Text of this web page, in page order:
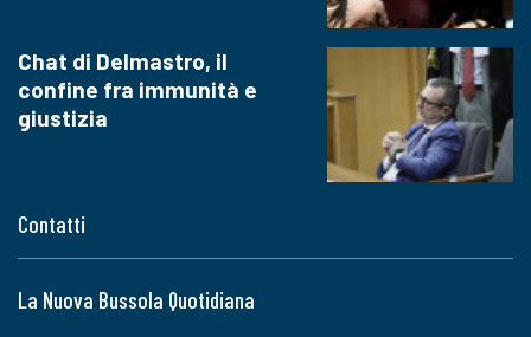
Contatti
La Nuova Bussola Quotidiana
Chat di Delmastro, il
confine fra immunità e
giustizia